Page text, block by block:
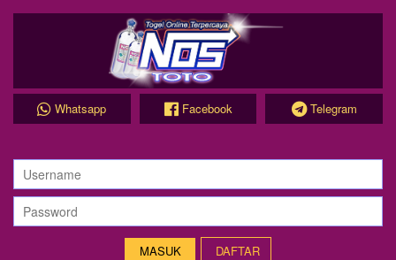
Whatsapp Facebook Telegram
DAFTAR